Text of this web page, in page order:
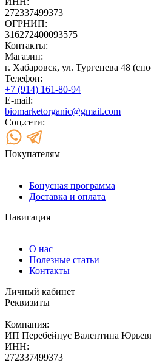
272337499373
ОГРНИП:
316272400093575
Контакты:
Магазин:
г. Хабаровск, ул. Тургенева 48
Телефон:
+7 (914) 161-80-94
E-mail:
biomarketorganic@gmail.com
Соц.сети:
Покупателям
Бонусная программа
Доставка и оплата
Навигация
О нас
Полезные статьи
Контакты
Личный кабинет
Реквизиты
Компания:
ИП Перебейнус Валентина
ИНН:
272337499373